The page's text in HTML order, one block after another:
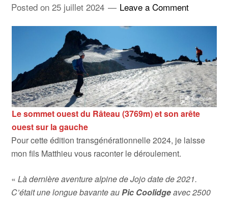
Posted on25 juillet 2024 Leave a Comment
Le sommet ouest du Râteau (3769m) et son arête
ouest sur la gauche
Pour cette édition transgénérationnelle 2024, je laisse
mon fils Matthieu vous raconter le déroulement.
«Là dernière aventure alpine de Jojo date de 2021.
C’était une longue bavante auPic Coolidgeavec 2500